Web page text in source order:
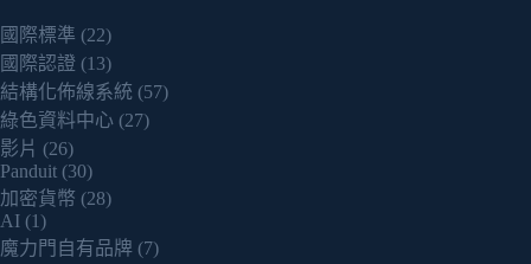
國際標準 (22)
國際認證 (13)
結構化佈線系統 (57)
綠色資料中心 (27)
影片 (26)
Panduit (30)
加密貨幣 (28)
AI (1)
魔力門自有品牌 (7)